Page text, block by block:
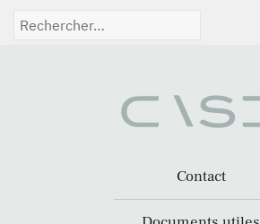
Rechercher :
Contact